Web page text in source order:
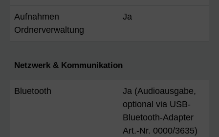
Aufnahmen
Ordnerverwaltung
Ja
Netzwerk & Kommunikation
Bluetooth
Ja (Audioausgabe,
optional via USB-
Bluetooth-Adapter
Art.-Nr. 0000/3635)